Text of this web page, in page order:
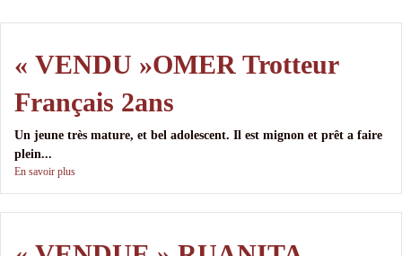
« VENDU »OMER Trotteur
Français 2ans
Un jeune très mature, et bel adolescent. Il est mignon et prêt a faire
plein...
En savoir plus